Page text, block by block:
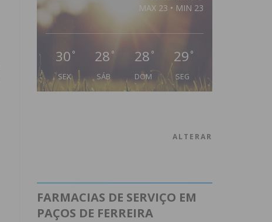
MAX 23 • MIN 23
30 °
SEX
28 °
SÁB
28 °
DOM
29 °
SEG
ALTERAR
FARMACIAS DE SERVIÇO EM
PAÇOS DE FERREIRA